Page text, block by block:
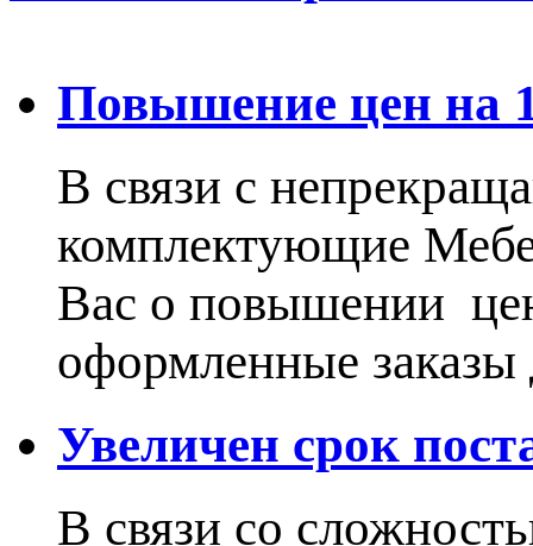
Повышение цен на
В связи с
комплектующие
Вас о повышении
оформленные
Увеличен срок
В связи со